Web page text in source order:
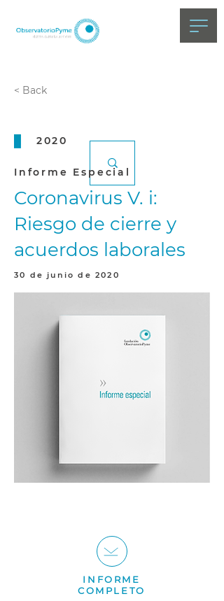
< Back
2020
Informe Especial
Coronavirus V. i:
Riesgo de cierre y
acuerdos laborales
30 de junio de 2020
INFORME
COMPLETO